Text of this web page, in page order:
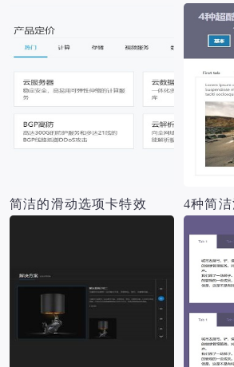
简洁的滑动选项卡特效